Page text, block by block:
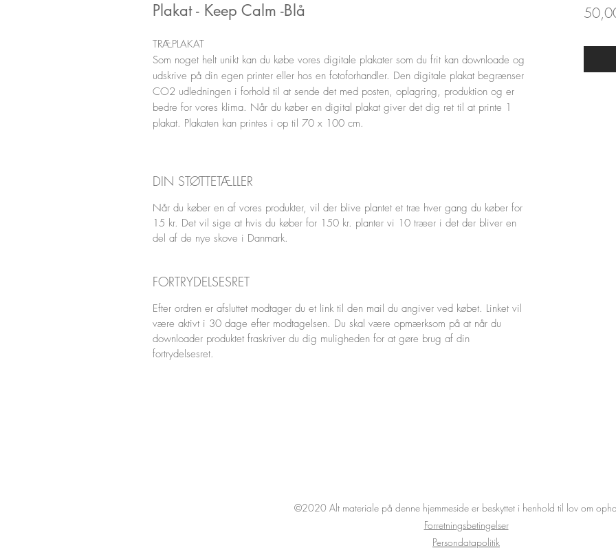
Plakat - Keep Calm -Blå
TRÆPLAKAT
Som noget helt unikt kan du købe vores digitale plakater som du frit kan downloade og
udskrive på din egen printer eller hos en fotoforhandler. Den digitale plakat begrænser
CO2 udledningen i forhold til at sende det med posten, oplagring, produktion og er
bedre for vores klima. Når du køber en digital plakat giver det dig ret til at printe 1
plakat. Plakaten kan printes i op til 70 x 100 cm.
DIN STØTTETÆLLER
Når du køber en af vores produkter, vil der blive plantet et træ hver gang du køber for
15 kr. Det vil sige at hvis du køber for 150 kr. planter vi 10 træer i det der bliver en
del af de nye skove i Danmark.
FORTRYDELSESRET
Efter ordren er afsluttet modtager du et link til den mail du angiver ved købet. Linket vil
være aktivt i 30 dage efter modtagelsen. Du skal være opmærksom på at når du
downloader produktet fraskriver du dig muligheden for at gøre brug af din
fortrydelsesret.
©2020 Alt materiale på denne hjemmeside er beskyttet i henhold til lov om
Forretningsbetingelser
Persondatapolitik